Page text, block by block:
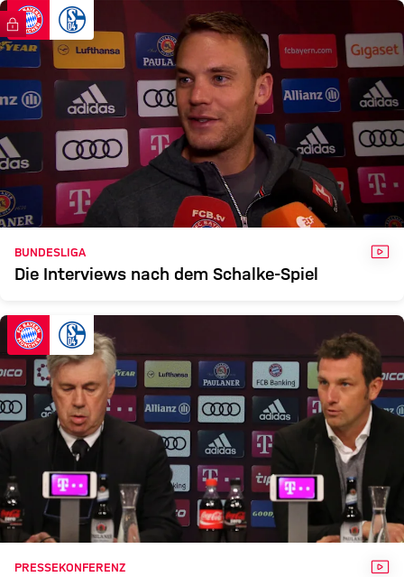
FCB
S04
Zum Spielbericht
FC Bayern TV PLUS
BUNDESLIGA
Die Interviews nach dem Schalke-Spiel
PRESSEKONFERENZ